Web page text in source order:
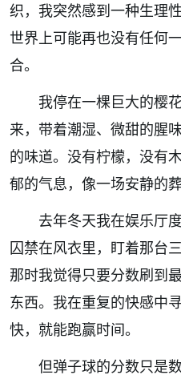
织，我突然感到一种生理
世界上可能再也没有任何
合。
我停在一棵巨大的樱
来，带着潮湿、微甜的腥
的味道。没有柠檬，没有
郁的气息，像一场安静的葬
去年冬天我在娱乐厅
囚禁在风衣里，盯着那台
那时我觉得只要分数刷到
东西。我在重复的快感中
快，就能跑赢时间。
但弹子球的分数只是